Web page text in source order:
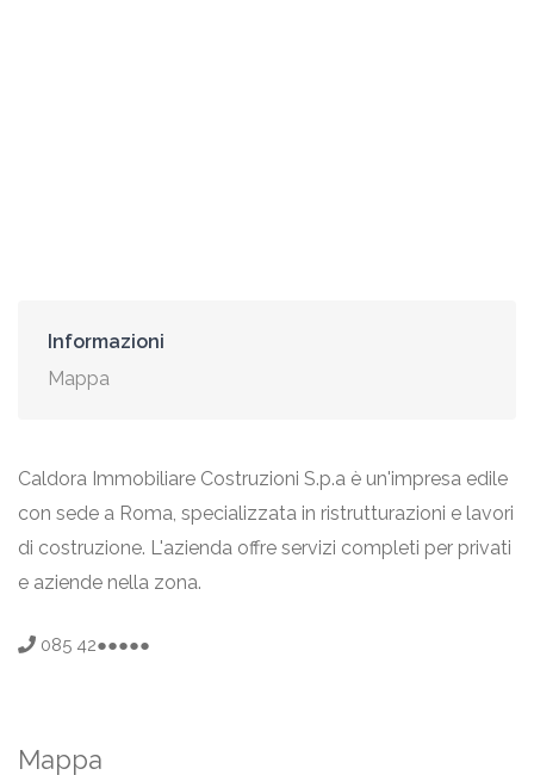
Informazioni
Mappa
Caldora Immobiliare Costruzioni S.p.a è un'impresa edile
con sede a Roma, specializzata in ristrutturazioni e lavori
di costruzione. L'azienda offre servizi completi per privati
e aziende nella zona.
085 42●●●●●
Mappa